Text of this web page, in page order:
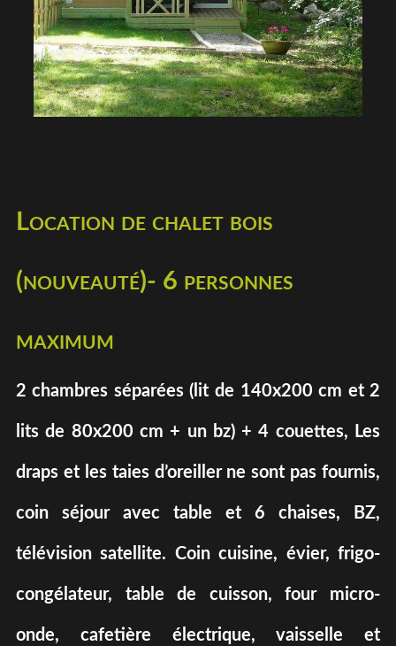
Location de chalet bois
(nouveauté)- 6 personnes
maximum
2 chambres séparées (lit de 140x200 cm et 2
lits de 80x200 cm + un bz) + 4 couettes, Les
draps et les taies d’oreiller ne sont pas fournis,
coin séjour avec table et 6 chaises, BZ,
télévision satellite. Coin cuisine, évier, frigo-
congélateur, table de cuisson, four micro-
onde, cafetière électrique, vaisselle et